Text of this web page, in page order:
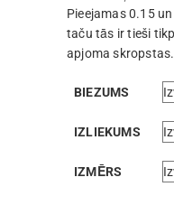
Pieejamas 0.15
taču tās ir tieši
apjoma
BIEZUMS
IZLIEKUMS
IZMĒRS